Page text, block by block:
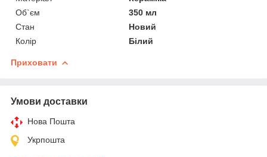
Об`єм
350 мл
Стан
Новий
Колір
Білий
Приховати
Умови доставки
Нова Пошта
Укрпошта